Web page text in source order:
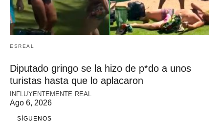
ESREAL
Diputado gringo se la hizo de p*do a unos
turistas hasta que lo aplacaron
INFLUYENTEMENTE REAL
Ago 6, 2026
SÍGUENOS